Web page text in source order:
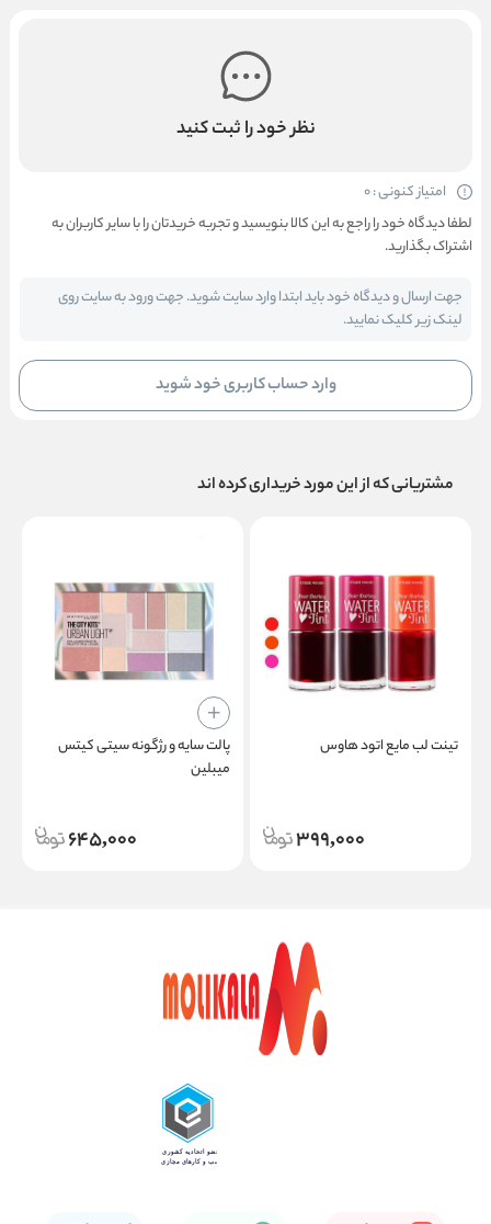
نظر خود را ثبت کنید
امتیاز کنونی : 0
لطفا دیدگاه خود را راجع به این کالا بنویسید و تجربه خریدتان را با سایر کاربران به
اشتراک بگذارید.
جهت ارسال و دیدگاه خود باید ابتدا وارد سایت شوید. جهت ورود به سایت روی
لینک زیر کلیک نمایید.
وارد حساب کاربری خود شوید
مشتریانی که از این مورد خریداری کرده اند
تینت لب مایع اتود هاوس
399,000
پالت سایه و رژگونه سیتی کیتس
میبلین
645,000